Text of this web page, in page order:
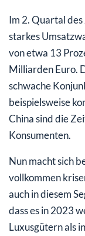
Im 2. Quartal
starkes
von etwa 13
Milliarden Euro.
schwache
beispielsweise
China sind die
Konsumenten.
Nun macht sich
vollkommen
auch in diesem
dass es in 2023
Luxusgütern als